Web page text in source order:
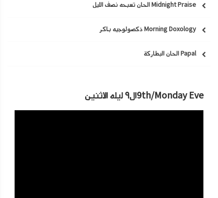
Midnight Praise الحان تسبحه نصف الليل
Morning Doxology ذكصولوجيه باكر
Papal الحان البطاركة
9th/Monday Eveال٩ ليله الاثنين